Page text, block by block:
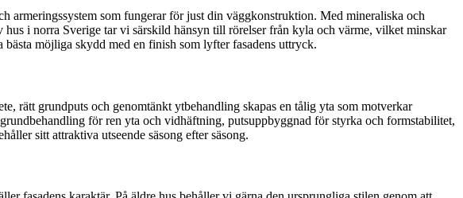
armeringssystem som fungerar för just din väggkonstruktion. Med mineraliska och
i norra Sverige tar vi särskild hänsyn till rörelser från kyla och värme, vilket minskar
möjliga skydd med en finish som lyfter fasadens uttryck.
rätt grundputs och genomtänkt ytbehandling skapas en tålig yta som motverkar
för ren yta och vidhäftning, putsuppbyggnad för styrka och formstabilitet,
sitt attraktiva utseende säsong efter säsong.